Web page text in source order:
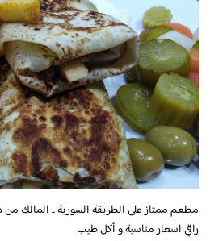
مطعم ممتاز على الطريقة السورية .. المالك
راقي اسعار مناسبة و أكل طيب